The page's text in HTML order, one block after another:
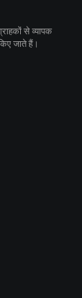
से व्यापक
जाते हैं।